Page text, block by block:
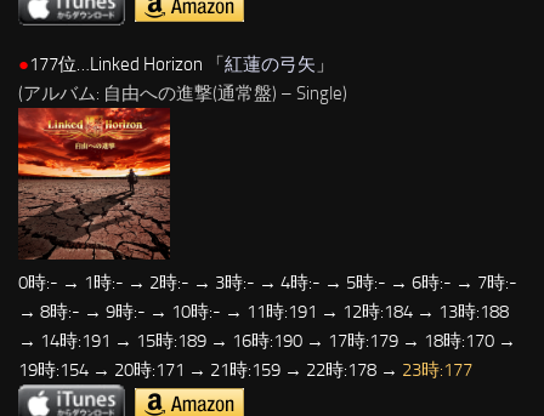
●177位…Linked Horizon 「紅蓮の弓矢 」
(アルバム: 自由への進撃(通常盤) – Single)
0時:- → 1時:- → 2時:- → 3時:- → 4時:- → 5時:- → 6時:- → 7時:-
→ 8時:- → 9時:- → 10時:- → 11時:191 → 12時:184 → 13時:188
→ 14時:191 → 15時:189 → 16時:190 → 17時:179 → 18時:170 →
19時:154 → 20時:171 → 21時:159 → 22時:178 → 23時:177